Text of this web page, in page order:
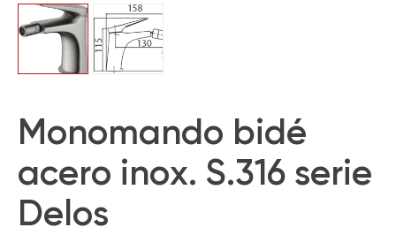
Monomando bidé
acero inox. S.316 serie
Delos